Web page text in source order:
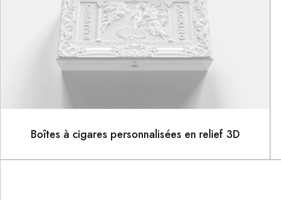
Boîtes à cigares personnalisées en relief 3D